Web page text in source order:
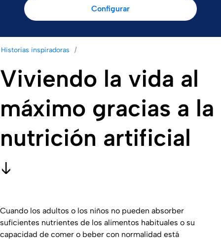
Historias inspiradoras
Viviendo la vida al
máximo gracias a la
nutrición artificial
Cuando los adultos o los niños no pueden absorber
suficientes nutrientes de los alimentos habituales o su
capacidad de comer o beber con normalidad está
Configurar